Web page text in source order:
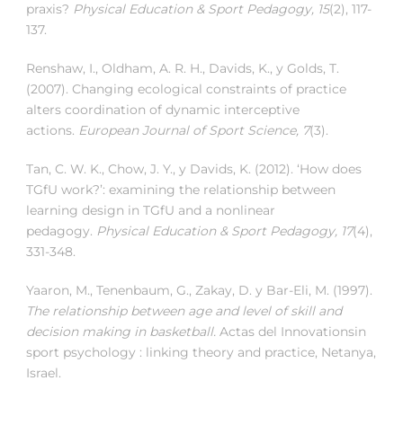
praxis? Physical Education & Sport Pedagogy, 15(2), 117-
137.
Renshaw, I., Oldham, A. R. H., Davids, K., y Golds, T.
(2007). Changing ecological constraints of practice
alters coordination of dynamic interceptive
actions. European Journal of Sport Science, 7(3).
Tan, C. W. K., Chow, J. Y., y Davids, K. (2012). ‘How does
TGfU work?’: examining the relationship between
learning design in TGfU and a nonlinear
pedagogy. Physical Education & Sport Pedagogy, 17(4),
331-348.
Yaaron, M., Tenenbaum, G., Zakay, D. y Bar-Eli, M. (1997).
The relationship between age and level of skill and
decision making in basketball. Actas del Innovationsin
sport psychology : linking theory and practice, Netanya,
Israel.